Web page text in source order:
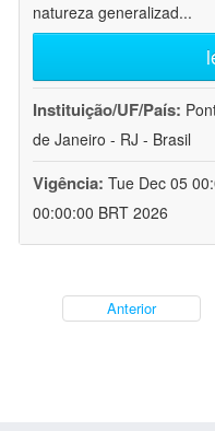
natureza generalizad...
Instituição/UF/País:
de Janeiro - RJ - Brasil
Vigência: Tue Dec 05
00:00:00 BRT 2026
Anterior